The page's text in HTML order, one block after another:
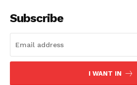
Subscribe
I WANT IN